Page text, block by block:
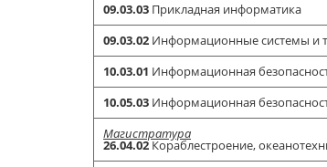
09.03.03 Прикладная информатика
09.03.02 Информационные системы и
10.03.01 Информационная
10.05.03 Информационная
Магистратура
26.04.02Кораблестроение,